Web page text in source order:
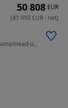
530 CP • BYD Sealion 7 390 kW AWD Design/Panorama/Head-up/360
50 808 EUR
(41 990 EUR- net)